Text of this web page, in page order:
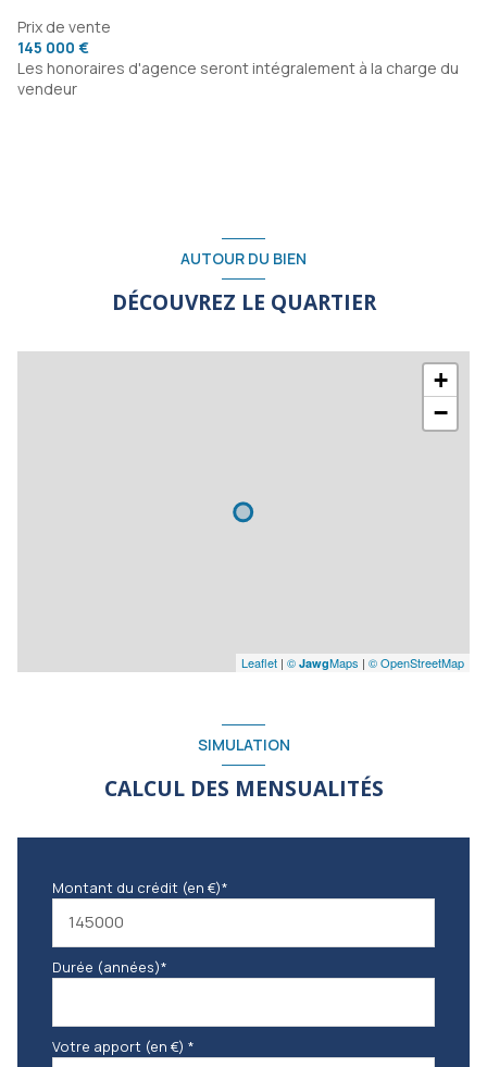
Prix de vente
145 000 €
Les honoraires d'agence seront intégralement à la charge du
vendeur
AUTOUR DU BIEN
DÉCOUVREZ LE QUARTIER
+
−
Leaflet | © JawgMaps | © OpenStreetMap
SIMULATION
CALCUL DES MENSUALITÉS
Montant du crédit (en €)*
Durée (années)*
Votre apport (en €) *